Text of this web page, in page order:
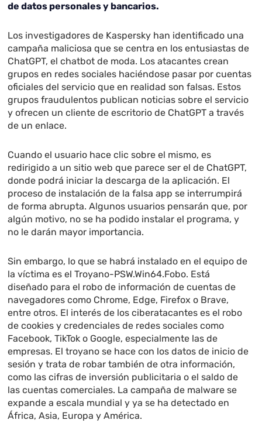
de datos personales y bancarios.
Los investigadores de Kaspersky han identificado una
campaña maliciosa que se centra en los entusiastas de
ChatGPT, el chatbot de moda. Los atacantes crean
grupos en redes sociales haciéndose pasar por cuentas
oficiales del servicio que en realidad son falsas. Estos
grupos fraudulentos publican noticias sobre el servicio
y ofrecen un cliente de escritorio de ChatGPT a través
de un enlace.
Cuando el usuario hace clic sobre el mismo, es
redirigido a un sitio web que parece ser el de ChatGPT,
donde podrá iniciar la descarga de la aplicación. El
proceso de instalación de la falsa app se interrumpirá
de forma abrupta. Algunos usuarios pensarán que, por
algún motivo, no se ha podido instalar el programa, y
no le darán mayor importancia.
Sin embargo, lo que se habrá instalado en el equipo de
la víctima es el Troyano-PSW.Win64.Fobo. Está
diseñado para el robo de información de cuentas de
navegadores como Chrome, Edge, Firefox o Brave,
entre otros. El interés de los ciberatacantes es el robo
de cookies y credenciales de redes sociales como
Facebook, TikTok o Google, especialmente las de
empresas. El troyano se hace con los datos de inicio de
sesión y trata de robar también de otra información,
como las cifras de inversión publicitaria o el saldo de
las cuentas comerciales. La campaña de malware se
expande a escala mundial y ya se ha detectado en
África, Asia, Europa y América.